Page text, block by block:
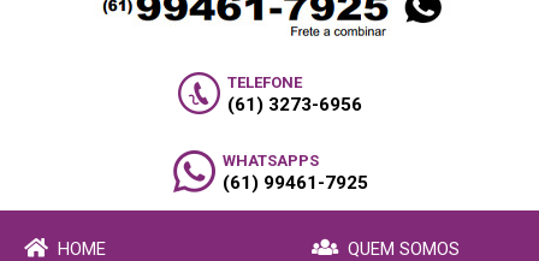
TELEFONE
(61) 3273-6956
WHATSAPPS
(61) 99461-7925
HOME QUEM SOMOS